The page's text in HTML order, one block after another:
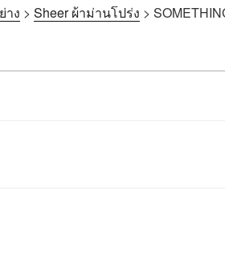
าง > Sheer ผ้าม่านโปร่ง >